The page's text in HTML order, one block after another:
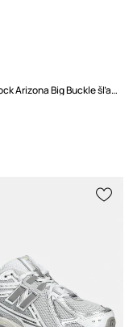
Birkenstock Arizona Big Buckle šľapky na plochom podpätku dámske kožené